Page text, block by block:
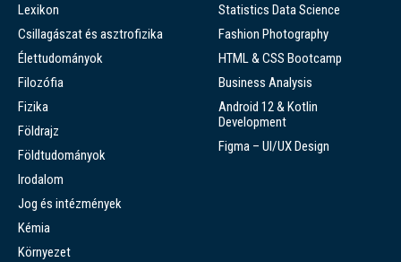
Lexikon
Csillagászat és asztrofizika
Élettudományok
Filozófia
Fizika
Földrajz
Földtudományok
Irodalom
Jog és intézmények
Kémia
Környezet
Statistics Data Science
Fashion Photography
HTML & CSS Bootcamp
Business Analysis
Android 12 & Kotlin
Development
Figma – UI/UX Design